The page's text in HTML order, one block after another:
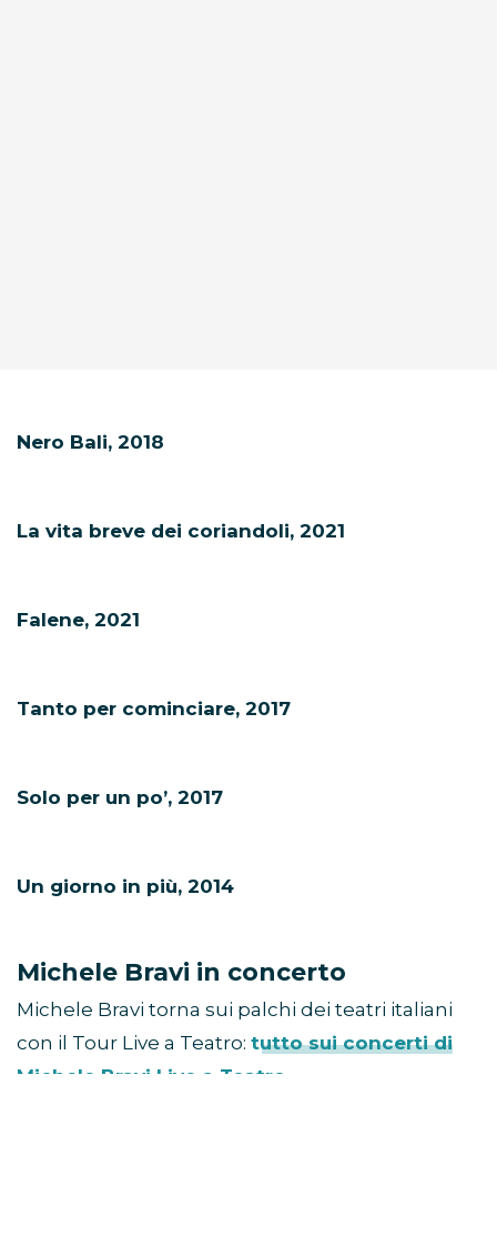
Nero Bali, 2018
La vita breve dei coriandoli, 2021
Falene, 2021
Tanto per cominciare, 2017
Solo per un po’, 2017
Un giorno in più, 2014
Michele Bravi in concerto
Michele Bravi torna sui palchi dei teatri italiani
con il Tour Live a Teatro: tutto sui concerti di
Michele Bravi Live a Teatro